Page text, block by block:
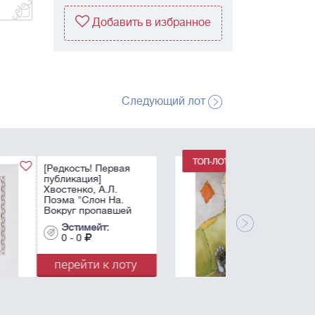
Добавить в избранное
Следующий лот
Немухин, В.Н.
1986. Бумага, масло,
белила. - 83х56 см.
перейти к лоту